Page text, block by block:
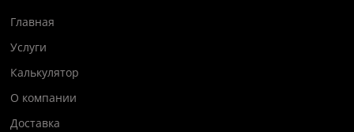
Главная
Услуги
Калькулятор
О компании
Доставка